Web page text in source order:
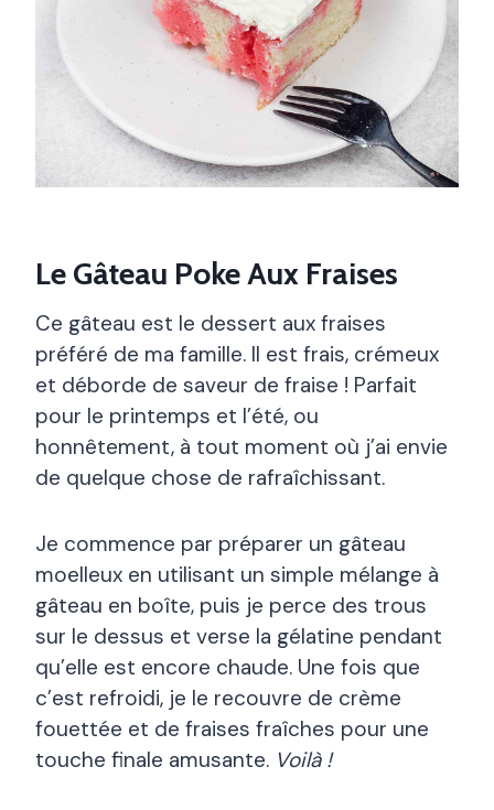
Le Gâteau Poke Aux Fraises
Ce gâteau est le dessert aux fraises
préféré de ma famille. Il est frais, crémeux
et déborde de saveur de fraise ! Parfait
pour le printemps et l’été, ou
honnêtement, à tout moment où j’ai envie
de quelque chose de rafraîchissant.
Je commence par préparer un gâteau
moelleux en utilisant un simple mélange à
gâteau en boîte, puis je perce des trous
sur le dessus et verse la gélatine pendant
qu’elle est encore chaude. Une fois que
c’est refroidi, je le recouvre de crème
fouettée et de fraises fraîches pour une
touche finale amusante. Voilà !